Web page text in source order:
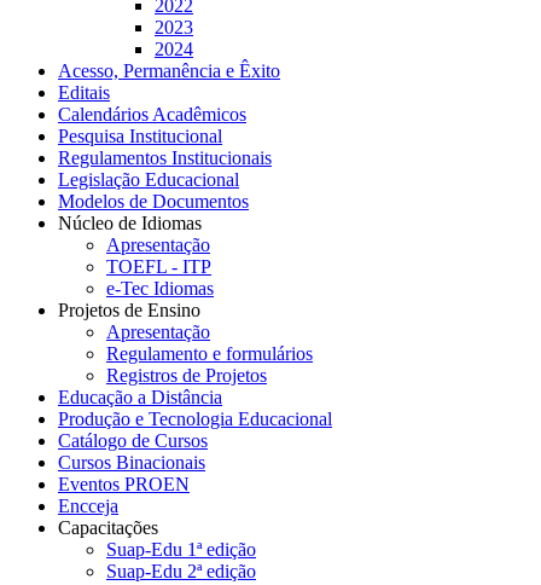
2022
2023
2024
Acesso, Permanência e Êxito
Editais
Calendários Acadêmicos
Pesquisa Institucional
Regulamentos Institucionais
Legislação Educacional
Modelos de Documentos
Núcleo de Idiomas
Apresentação
TOEFL - ITP
e-Tec Idiomas
Projetos de Ensino
Apresentação
Regulamento e formulários
Registros de Projetos
Educação a Distância
Produção e Tecnologia Educacional
Catálogo de Cursos
Cursos Binacionais
Eventos PROEN
Encceja
Capacitações
Suap-Edu 1ª edição
Suap-Edu 2ª edição